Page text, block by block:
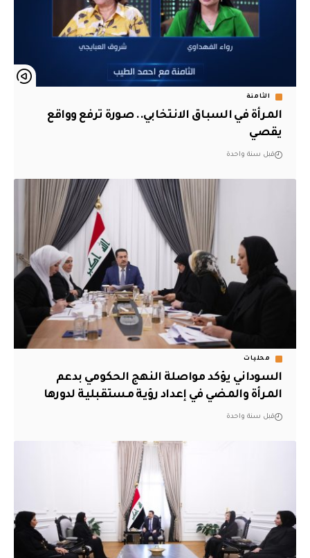
الثامنة
المرأة في السباق الانتخابي.. صورة ترفع وواقع
يقصي
قبل سنة واحدة
محليات
السوداني يؤكد مواصلة النهج الحكومي بدعم
المرأة والمضي في إعداد رؤية مستقبلية لدورها
قبل سنة واحدة